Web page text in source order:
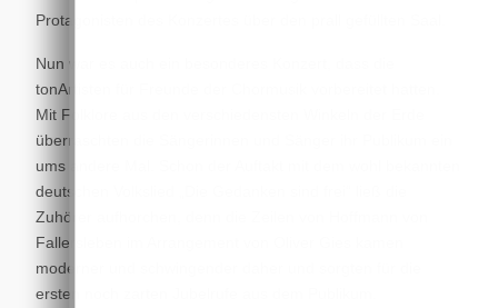
Protagonisten des Konzertes über den prall gefüllten Saal.
Nun war es auch ein besonderes Konzert, dass die
tonArtisten für Freunde der Chormusik vorbereitet hatten.
Mit Folklore aus den verschiedensten Winkeln der Erde
überraschten die Sängerinnen und Sänger ihr Publikum ein
ums andere Mal. Schon der Auftakt mit dem wohl bekannten
deutschen Volkslied „Die Gedanken sind frei“ ließ die
Zuhörer aufhorchen, denn die Zeilen von Hoffmann von
Fallersleben im Arrangement von Oliver Gies kamen
moderner und schwingender daher und sorgten für die
ersten noch zarten Jubelrufe aus dem Publikum.